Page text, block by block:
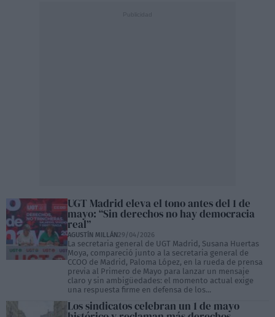
UGT Madrid eleva el tono antes del 1 de
mayo: “Sin derechos no hay democracia
real”
AGUSTÍN MILLÁN29/04/2026
La secretaria general de UGT Madrid, Susana Huertas
Moya, compareció junto a la secretaria general de
CCOO de Madrid, Paloma López, en la rueda de prensa
previa al Primero de Mayo para lanzar un mensaje
claro y sin ambigüedades: el momento actual exige
una respuesta firme en defensa de los...
Los sindicatos celebran un 1 de mayo